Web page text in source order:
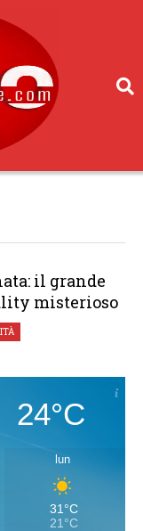
il grande
misterioso
24°C
lun
31°C
21°C